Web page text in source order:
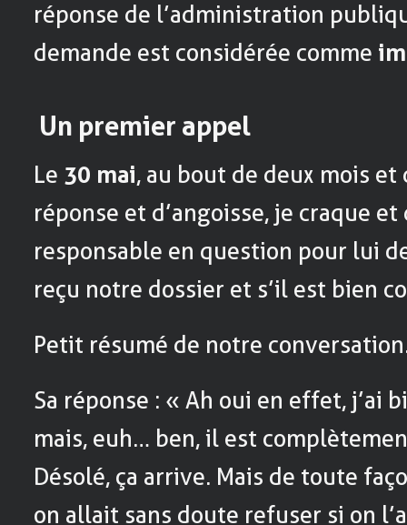
réponse de l’administration
demande est considérée comme
Un premier appel
Le 30 mai, au bout de deux mois et
réponse et d’angoisse, je craque
responsable en question pour lui
reçu notre dossier et s’il est bien
Petit résumé de notre
Sa réponse : « Ah oui en effet, j’ai
mais, euh… ben, il est
Désolé, ça arrive. Mais de toute
on allait sans doute refuser si on